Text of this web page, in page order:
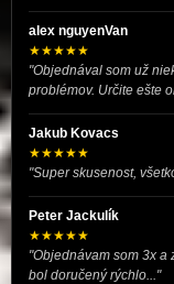
alex nguyenVan
★★★★★
"Objednával som už
problémov. Určite ešte
Jakub Kovacs
★★★★★
"Super skusenost,
Peter Jackulík
★★★★★
"Objednávam som 3x a
bol doručený rýchlo..."